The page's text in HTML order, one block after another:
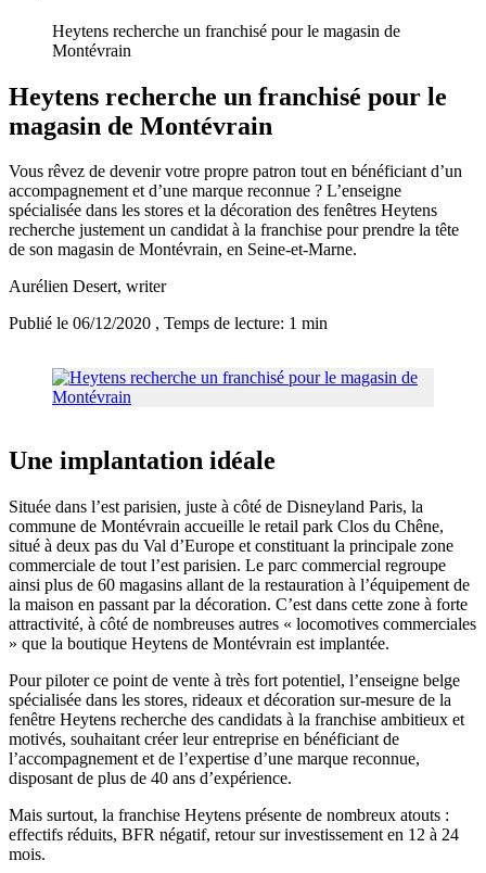
Heytens recherche un franchisé pour le magasin de
Montévrain
Heytens recherche un franchisé pour le
magasin de Montévrain
Vous rêvez de devenir votre propre patron tout en bénéficiant d’un
accompagnement et d’une marque reconnue ? L’enseigne
spécialisée dans les stores et la décoration des fenêtres Heytens
recherche justement un candidat à la franchise pour prendre la tête
de son magasin de Montévrain, en Seine-et-Marne.
Aurélien Desert, writer
Publié le 06/12/2020 , Temps de lecture: 1 min
Une implantation idéale
Située dans l’est parisien, juste à côté de Disneyland Paris, la
commune de Montévrain accueille le retail park Clos du Chêne,
situé à deux pas du Val d’Europe et constituant la principale zone
commerciale de tout l’est parisien. Le parc commercial regroupe
ainsi plus de 60 magasins allant de la restauration à l’équipement de
la maison en passant par la décoration. C’est dans cette zone à forte
attractivité, à côté de nombreuses autres « locomotives commerciales
» que la boutique Heytens de Montévrain est implantée.
Pour piloter ce point de vente à très fort potentiel, l’enseigne belge
spécialisée dans les stores, rideaux et décoration sur-mesure de la
fenêtre Heytens recherche des candidats à la franchise ambitieux et
motivés, souhaitant créer leur entreprise en bénéficiant de
l’accompagnement et de l’expertise d’une marque reconnue,
disposant de plus de 40 ans d’expérience.
Mais surtout, la franchise Heytens présente de nombreux atouts :
effectifs réduits, BFR négatif, retour sur investissement en 12 à 24
mois.